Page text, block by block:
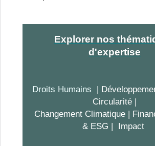
Explorer nos
d'expertise
Droits Humains |
Circularité |
Changement Climatique |
& ESG | Impact